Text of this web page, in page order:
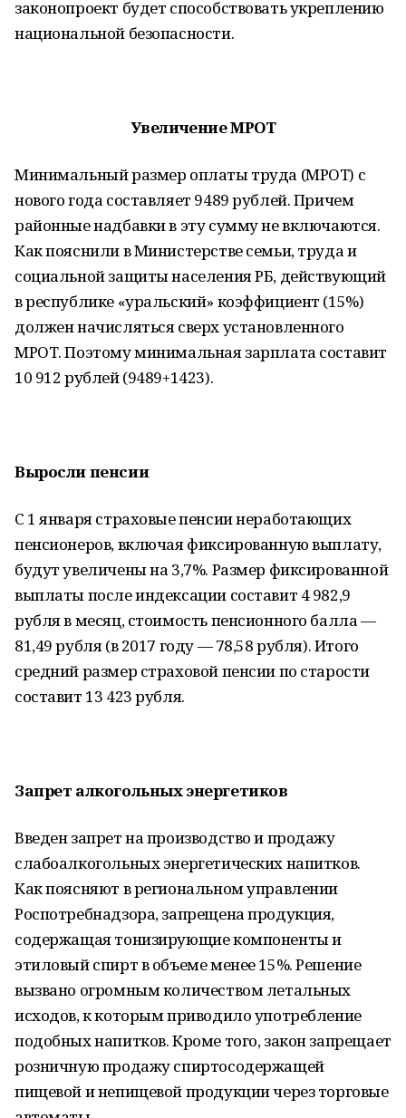
законопроект будет способствовать укреплению
национальной безопасности.
Увеличение МРОТ
Минимальный размер оплаты труда (МРОТ) с
нового года составляет 9489 рублей. Причем
районные надбавки в эту сумму не включаются.
Как пояснили в Министерстве семьи, труда и
социальной защиты населения РБ, действующий
в республике «уральский» коэффициент (15%)
должен начисляться сверх установленного
МРОТ. Поэтому минимальная зарплата составит
10 912 рублей (9489+1423).
Выросли пенсии
С 1 января страховые пенсии неработающих
пенсионеров, включая фиксированную выплату,
будут увеличены на 3,7%. Размер фиксированной
выплаты после индексации составит 4 982,9
рубля в месяц, стоимость пенсионного балла —
81,49 рубля (в 2017 году — 78,58 рубля). Итого
средний размер страховой пенсии по старости
составит 13 423 рубля.
Запрет алкогольных энергетиков
Введен запрет на производство и продажу
слабоалкогольных энергетических напитков.
Как поясняют в региональном управлении
Роспотребнадзора, запрещена продукция,
содержащая тонизирующие компоненты и
этиловый спирт в объеме менее 15%. Решение
вызвано огромным количеством летальных
исходов, к которым приводило употребление
подобных напитков. Кроме того, закон запрещает
розничную продажу спиртосодержащей
пищевой и непищевой продукции через торговые